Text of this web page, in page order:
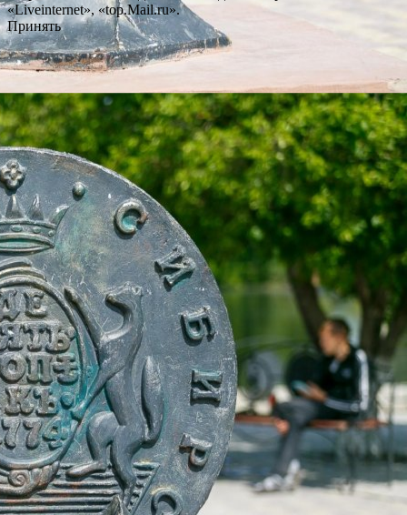
«Liveinternet», «top.Mail.ru».
Принять